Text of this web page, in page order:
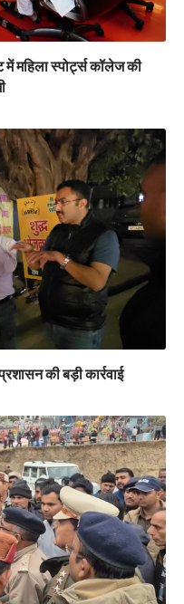
में महिला स्पोर्ट्स कॉलेज की
की बड़ी कार्रवाई